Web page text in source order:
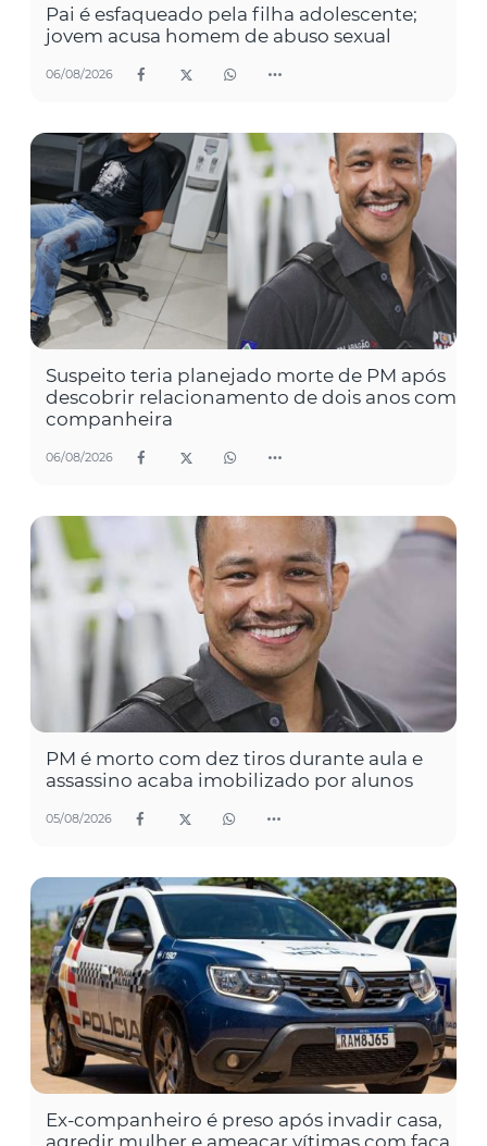
Pai é esfaqueado pela filha adolescente;
jovem acusa homem de abuso sexual
06/08/2026
Suspeito teria planejado morte de PM após
descobrir relacionamento de dois anos com
companheira
06/08/2026
PM é morto com dez tiros durante aula e
assassino acaba imobilizado por alunos
05/08/2026
Ex-companheiro é preso após invadir casa,